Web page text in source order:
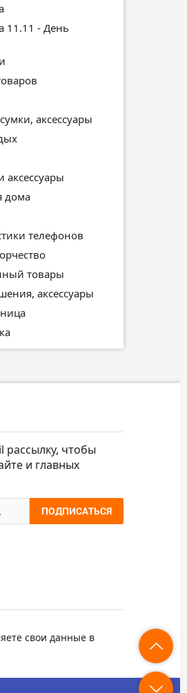
11.11 - День
аксессуары
аксессуары
дома
телефонов
товары
аксессуары
чтобы
и главных
ПОДПИСАТЬСЯ
свои данные в